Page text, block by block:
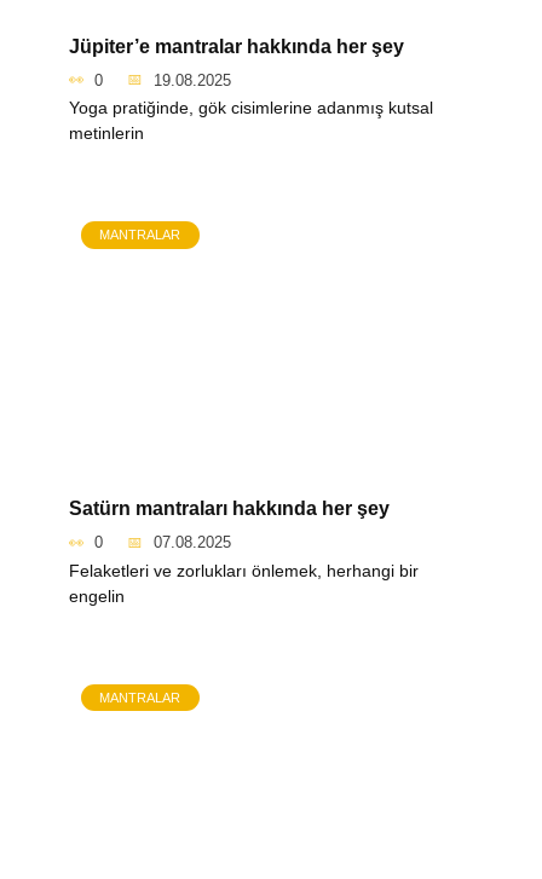
Jüpiter’e mantralar hakkında her şey
0 19.08.2025
Yoga pratiğinde, gök cisimlerine adanmış kutsal
metinlerin
MANTRALAR
Satürn mantraları hakkında her şey
0 07.08.2025
Felaketleri ve zorlukları önlemek, herhangi bir
engelin
MANTRALAR